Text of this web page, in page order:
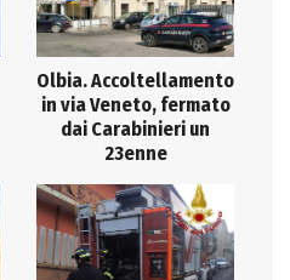
Olbia. Accoltellamento
in via Veneto, fermato
dai Carabinieri un
23enne